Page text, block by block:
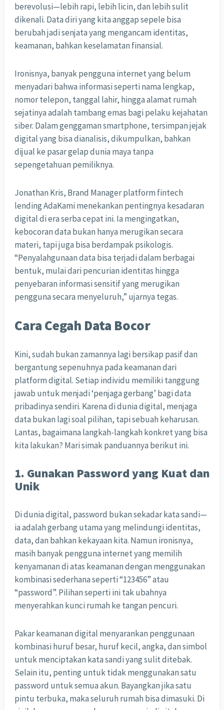
berevolusi—lebih rapi, lebih licin, dan lebih sulit
dikenali. Data diri yang kita anggap sepele bisa
berubah jadi senjata yang mengancam identitas,
keamanan, bahkan keselamatan finansial.
Ironisnya, banyak pengguna internet yang belum
menyadari bahwa informasi seperti nama lengkap,
nomor telepon, tanggal lahir, hingga alamat rumah
sejatinya adalah tambang emas bagi pelaku kejahatan
siber. Dalam genggaman smartphone, tersimpan jejak
digital yang bisa dianalisis, dikumpulkan, bahkan
dijual ke pasar gelap dunia maya tanpa
sepengetahuan pemiliknya.
Jonathan Kris, Brand Manager platform fintech
lending AdaKami menekankan pentingnya kesadaran
digital di era serba cepat ini. Ia mengingatkan,
kebocoran data bukan hanya merugikan secara
materi, tapi juga bisa berdampak psikologis.
“Penyalahgunaan data bisa terjadi dalam berbagai
bentuk, mulai dari pencurian identitas hingga
penyebaran informasi sensitif yang merugikan
pengguna secara menyeluruh,” ujarnya tegas.
Cara Cegah Data Bocor
Kini, sudah bukan zamannya lagi bersikap pasif dan
bergantung sepenuhnya pada keamanan dari
platform digital. Setiap individu memiliki tanggung
jawab untuk menjadi ‘penjaga gerbang’ bagi data
pribadinya sendiri. Karena di dunia digital, menjaga
data bukan lagi soal pilihan, tapi sebuah keharusan.
Lantas, bagaimana langkah-langkah konkret yang bisa
kita lakukan? Mari simak panduannya berikut ini.
1. Gunakan Password yang Kuat dan
Unik
Di dunia digital, password bukan sekadar kata sandi—
ia adalah gerbang utama yang melindungi identitas,
data, dan bahkan kekayaan kita. Namun ironisnya,
masih banyak pengguna internet yang memilih
kenyamanan di atas keamanan dengan menggunakan
kombinasi sederhana seperti “123456” atau
“password”. Pilihan seperti ini tak ubahnya
menyerahkan kunci rumah ke tangan pencuri.
Pakar keamanan digital menyarankan penggunaan
kombinasi huruf besar, huruf kecil, angka, dan simbol
untuk menciptakan kata sandi yang sulit ditebak.
Selain itu, penting untuk tidak menggunakan satu
password untuk semua akun. Bayangkan jika satu
pintu terbuka, maka seluruh rumah bisa dimasuki. Di